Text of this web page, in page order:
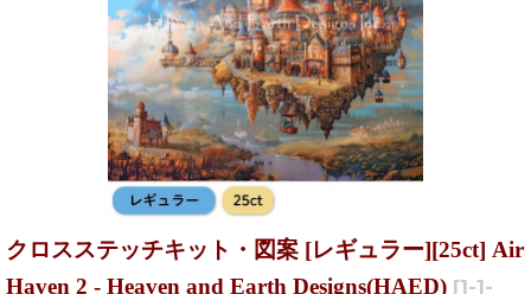
クロスステッチキット・図案 [レギュラー][25ct] Air
Haven 2 - Heaven and Earth Designs(HAED) [1-1-